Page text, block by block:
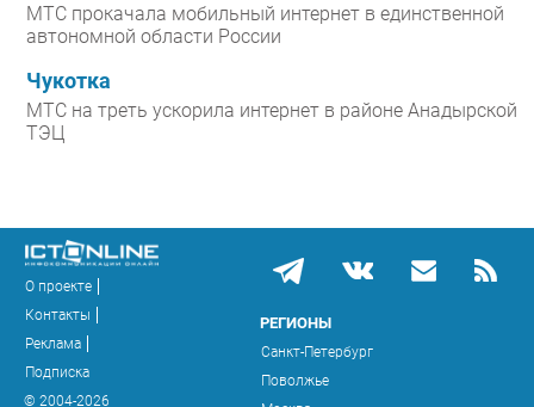
МТС прокачала мобильный интернет в единственной
автономной области России
Чукотка
МТС на треть ускорила интернет в районе Анадырской
ТЭЦ
О проекте
Контакты
Реклама
Подписка
© 2004-2026
РЕГИОНЫ
Санкт-Петербург
Поволжье